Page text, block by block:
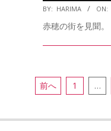
2015-
01-
BY: HARIMA ON:
赤穂の街を見聞
投
の
前へ 1 …